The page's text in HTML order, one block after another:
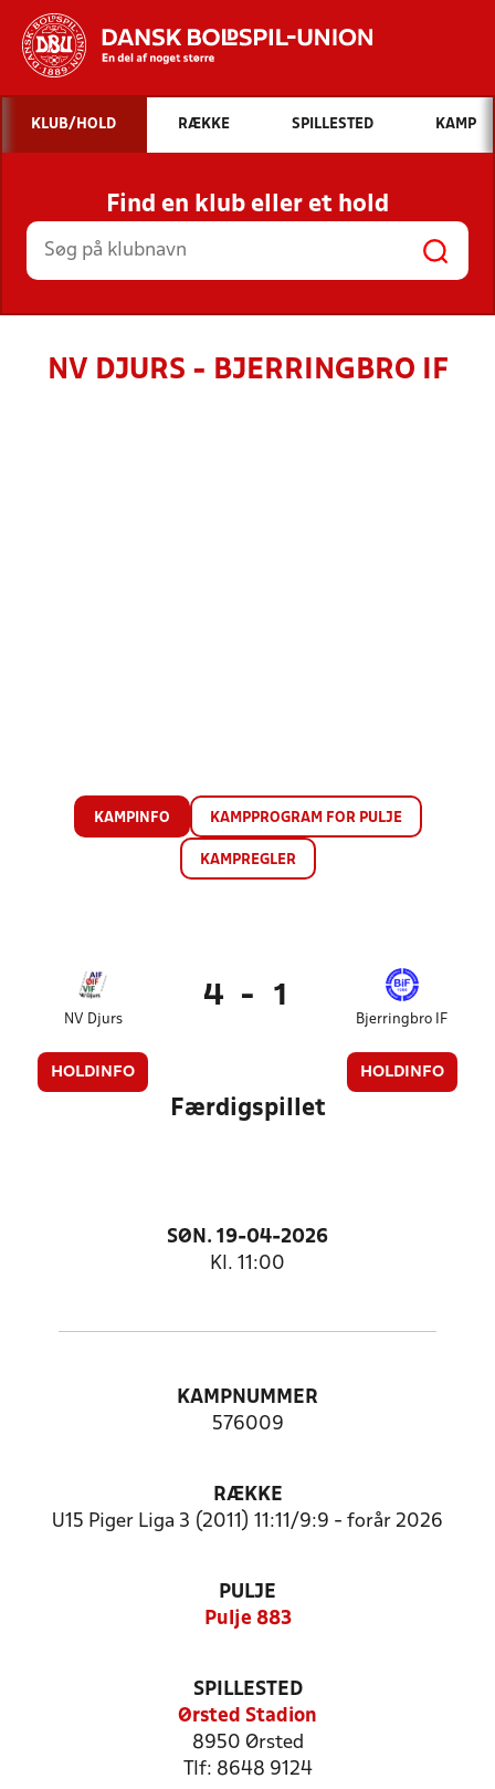
Hvad vil du søge efter?
INDHOLD OG NYHEDER
STILLINGER, RESULTATER, KLUBBER OG
HOLD
KLUB/HOLD RÆKKE SPILLESTED KAMP
Find en klub eller et hold
NV DJURS - BJERRINGBRO IF
KAMPINFO KAMPPROGRAM FOR PULJE
KAMPREGLER
NV Djurs
HOLDINFO
4 - 1
Bjerringbro IF
HOLDINFO
Færdigspillet
SØN. 19-04-2026
Kl. 11:00
KAMPNUMMER
576009
RÆKKE
U15 Piger Liga 3 (2011) 11:11/9:9 - forår 2026
PULJE
Pulje 883
SPILLESTED
Ørsted Stadion
8950 Ørsted
Tlf: 8648 9124